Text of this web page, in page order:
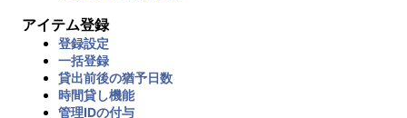
アイテム登録
登録設定
一括登録
貸出前後の猶予日数
時間貸し機能
管理IDの付与